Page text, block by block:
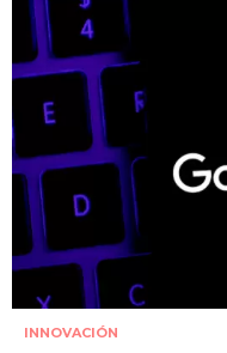
INNOVACIÓN